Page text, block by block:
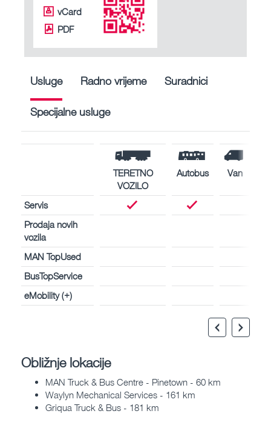
vCard
PDF
Usluge Radno vrijeme Suradnici
Specijalne usluge
TERETNO
VOZILO
Autobus Van
Servis
Prodaja novih
vozila
MAN TopUsed
BusTopService
eMobility (+)
Obližnje lokacije
MAN Truck & Bus Centre - Pinetown - 60 km
Waylyn Mechanical Services - 161 km
Griqua Truck & Bus - 181 km